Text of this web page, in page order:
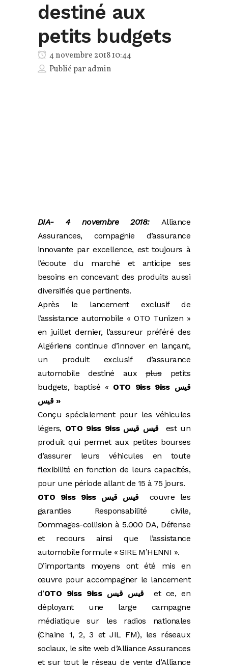
destiné aux
petits budgets
4 novembre 2018 10:44
Publié paradmin
DIA- 4 novembre 2018: Alliance
Assurances, compagnie d’assurance
innovante par excellence, est toujours à
l’écoute du marché et anticipe ses
besoins en concevant des produits aussi
diversifiés que pertinents.
Après le lancement exclusif de
l’assistance automobile « OTO Tunizen »
en juillet dernier, l’assureur préféré des
Algériens continue d’innover en lançant,
un produit exclusif d’assurance
automobile destiné aux pluspetits
budgets, baptisé « OTO 9iss 9iss قيس
قيس»
Conçu spécialement pour les véhicules
légers, OTO 9iss 9iss قيس قيس
est un
produit qui permet aux petites bourses
d’assurer leurs véhicules en toute
flexibilité en fonction de leurs capacités,
pour une période allant de 15 à 75 jours.
OTO 9iss 9iss قيس قيس
couvre les
garanties Responsabilité civile,
Dommages-collision à 5.000 DA, Défense
et recours ainsi que l’assistance
automobile formule « SIRE M’HENNI ».
D’importants moyens ont été mis en
œuvre pour accompagner le lancement
d’OTO 9iss 9iss قيس قيس
et ce, en
déployant une large campagne
médiatique sur les radios nationales
(Chaine 1, 2, 3 et JIL FM), les réseaux
sociaux, le site web d’Alliance Assurances
et sur tout le réseau de vente d’Alliance